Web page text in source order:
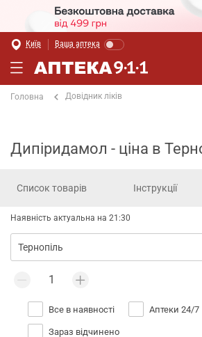
Київ Ваша аптека
Головна Довідник ліків
Дипіридамол - ціна в
Список товарів Інструкції
Наявність актуальна на 21:30
Все в наявності Аптеки 24/7
Зараз відчинено